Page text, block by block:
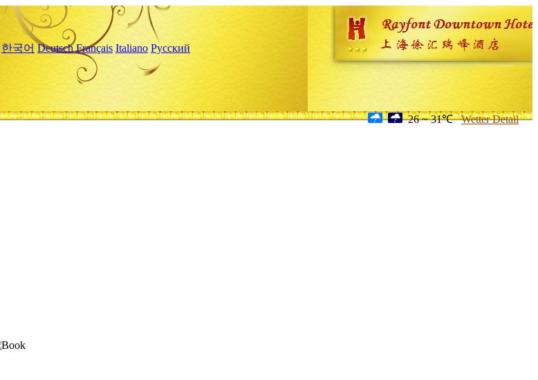
한국어 Deutsch Français Italiano Русский
26 ~ 31℃ Wetter Detail